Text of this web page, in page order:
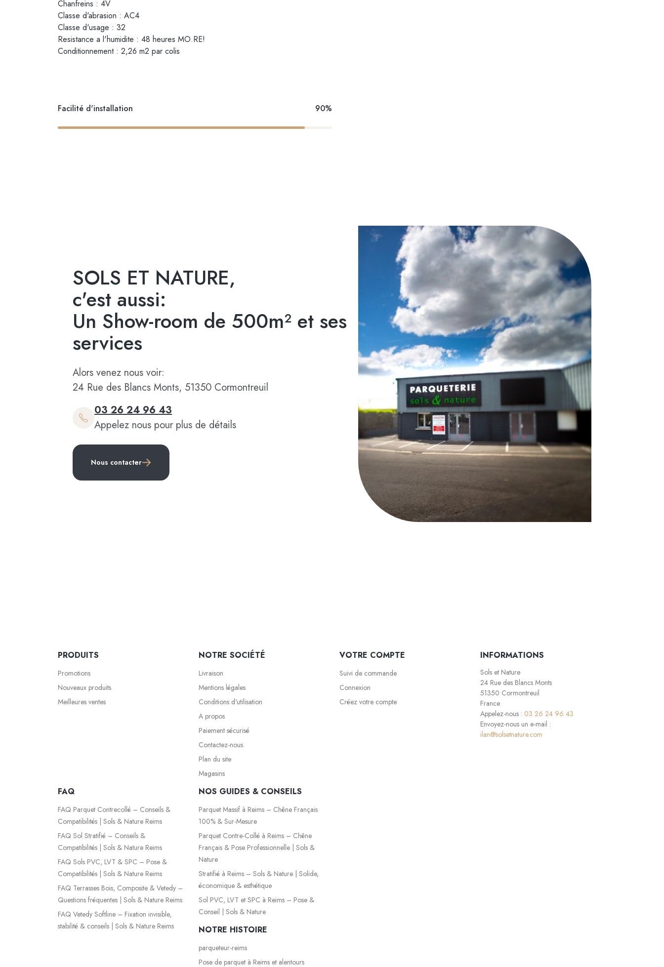
Chanfreins : 4V
Classe d'abrasion : AC4
Classe d'usage : 32
Resistance a l'humidite : 48 heures MO.RE!
Conditionnement : 2,26 m2 par colis
Facilité d'installation 90%
SOLS ET NATURE,
c'est aussi:
Un Show-room de 500m² et ses
services
Alors venez nous voir:
24 Rue des Blancs Monts, 51350 Cormontreuil
03 26 24 96 43
Appelez nous pour plus de détails
Nous contacter
PRODUITS
Promotions
Nouveaux produits
Meilleures ventes
NOTRE SOCIÉTÉ
Livraison
Mentions légales
Conditions d'utilisation
A propos
Paiement sécurisé
Contactez-nous
Plan du site
Magasins
FAQ
FAQ Parquet Contrecollé – Conseils &
Compatibilités | Sols & Nature Reims
FAQ Sol Stratifié – Conseils &
Compatibilités | Sols & Nature Reims
FAQ Sols PVC, LVT & SPC – Pose &
Compatibilités | Sols & Nature Reims
FAQ Terrasses Bois, Composite & Vetedy –
Questions fréquentes | Sols & Nature Reims
FAQ Vetedy Softline – Fixation invisible,
stabilité & conseils | Sols & Nature Reims
NOS GUIDES & CONSEILS
Parquet Massif à Reims – Chêne Français
100% & Sur-Mesure
Parquet Contre-Collé à Reims – Chêne
Français & Pose Professionnelle | Sols &
Nature
Stratifié à Reims – Sols & Nature | Solide,
économique & esthétique
Sol PVC, LVT et SPC à Reims – Pose &
Conseil | Sols & Nature
NOTRE HISTOIRE
parqueteur-reims
Pose de parquet à Reims et alentours
VOTRE COMPTE
Suivi de commande
Connexion
Créez votre compte
INFORMATIONS
Sols et Nature
24 Rue des Blancs Monts
51350 Cormontreuil
France
Appelez-nous : 03 26 24 96 43
Envoyez-nous un e-mail :
ilan@solsetnature.com